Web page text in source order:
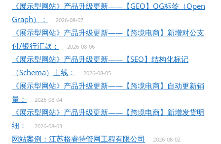
《展示型网站》产品升级更新——【GEO】OG标签（Open
Graph）：
2026-08-07
《展示型网站》产品升级更新——【跨境电商】新增对公支
付/银行汇款：
2026-08-06
《展示型网站》产品升级更新——【SEO】结构化标记
（Schema）上线：
2026-08-05
《展示型网站》产品升级更新——【跨境电商】自动更新销
量：
2026-08-04
《展示型网站》产品升级更新——【跨境电商】新增发货明
细：
2026-08-03
网站案例：江苏格睿特管网工程有限公司 2026-08-02